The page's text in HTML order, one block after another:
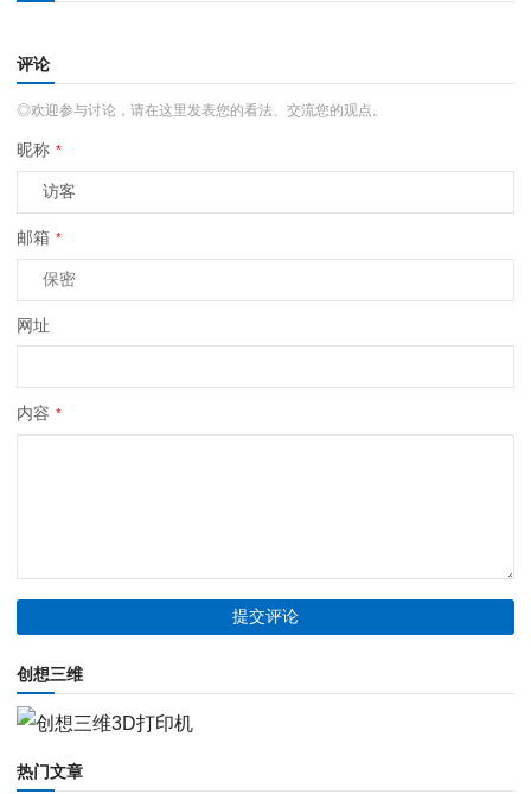
评论
◎欢迎参与讨论，请在这里发表您的看法、交流您的观点。
昵称 *
邮箱 *
网址
内容 *
创想三维
热门文章